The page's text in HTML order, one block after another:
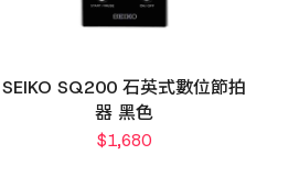
SEIKO SQ200 石英式數位節拍
器 黑色
$1,680